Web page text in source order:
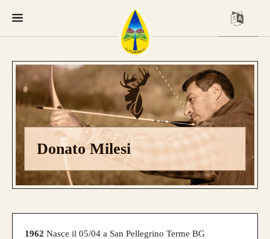
Donato Milesi
1962 Nasce il 05/04 a San Pellegrino Terme BG